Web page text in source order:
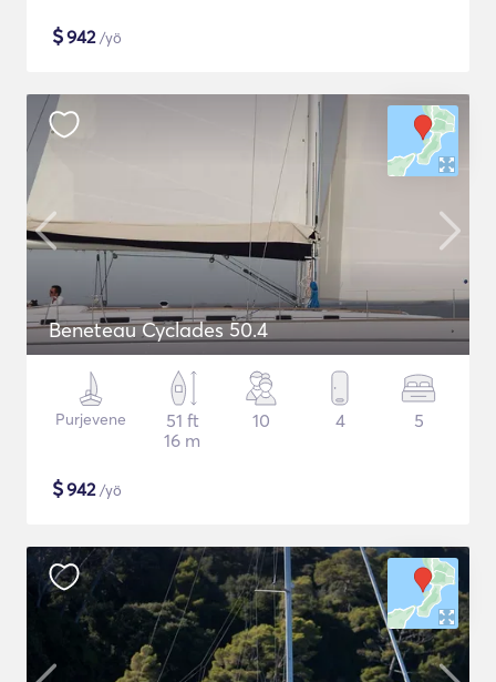
$942/yö
Beneteau Cyclades 50.4
Purjevene
51 ft
16 m
10 4 5
$942/yö